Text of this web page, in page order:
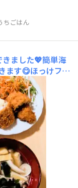
ちごはん
ました💖簡単海
ます😋ほっけフラ
奴は醤油マヨ茗荷
魚定食の出来上が